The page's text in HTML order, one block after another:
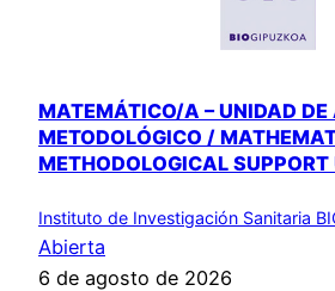
MATEMÁTICO/A – UNIDAD DE
METODOLÓGICO /
METHODOLOGICAL SUPPORT
Instituto de Investigación Sanitaria
Abierta
6 de agosto de 2026